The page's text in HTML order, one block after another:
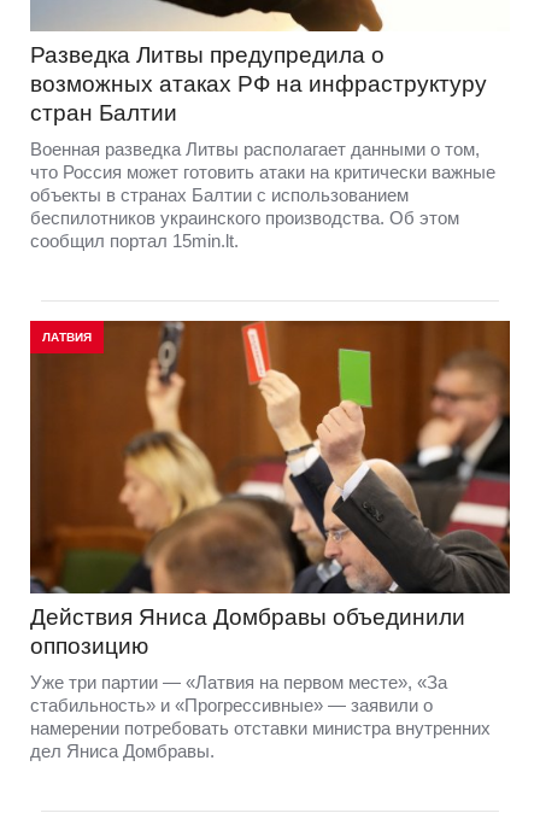
Разведка Литвы предупредила о
возможных атаках РФ на инфраструктуру
стран Балтии
Военная разведка Литвы располагает данными о том,
что Россия может готовить атаки на критически важные
объекты в странах Балтии с использованием
беспилотников украинского производства. Об этом
сообщил портал 15min.lt.
ЛАТВИЯ
Действия Яниса Домбравы объединили
оппозицию
Уже три партии — «Латвия на первом месте», «За
стабильность» и «Прогрессивные» — заявили о
намерении потребовать отставки министра внутренних
дел Яниса Домбравы.